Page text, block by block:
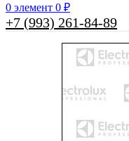
0 элемент 0 ₽
+7 (993) 261-84-89